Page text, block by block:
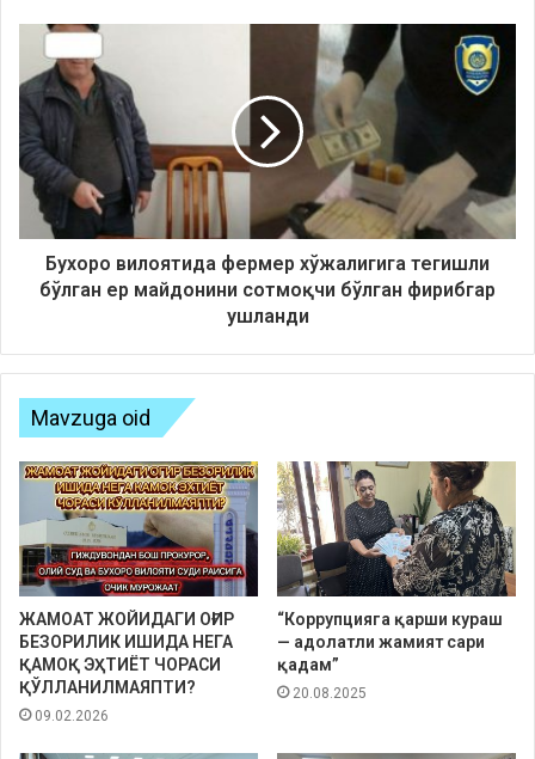
Бухоро вилоятида фермер хўжалигига тегишли
бўлган ер майдонини сотмоқчи бўлган фирибгар
ушланди
Mavzuga oid
ЖАМОАТ ЖОЙИДАГИ ОҒИР
БЕЗОРИЛИК ИШИДА НЕГА
ҚАМОҚ ЭҲТИЁТ ЧОРАСИ
ҚЎЛЛАНИЛМАЯПТИ?
09.02.2026
“Коррупцияга қарши кураш
— адолатли жамият сари
қадам”
20.08.2025